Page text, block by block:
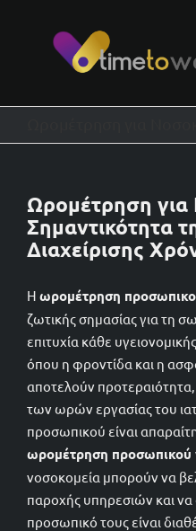
περιεχόμενο
Τεχνική υποστήριξη
Φόρμα επικοινωνίας
Ωρομέτρηση
Σημαντικότητα
Διαχείρισης
Η ωρομέτρηση
ζωτικής σημασίας για τη
επιτυχία κάθε
όπου η φροντίδα και η
αποτελούν
των ωρών εργασίας του
προσωπικού είναι
ωρομέτρηση προσωπικού
νοσοκομεία μπορούν να
παροχής υπηρεσιών και να
προσωπικό τους είναι